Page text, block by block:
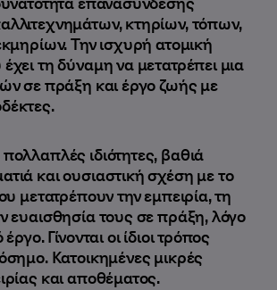
κτηρίων, τόπων,
Την ισχυρή ατομική
τη δύναμη να μετατρέπει μια
σε πράξη και έργο ζωής με
ιδιότητες, βαθιά
και ουσιαστική σχέση με το
μετατρέπουν την εμπειρία, τη
ευαισθησία τους σε πράξη, λόγο
Γίνονται οι ίδιοι τρόπος
Κατοικημένες μικρές
και αποθέματος.